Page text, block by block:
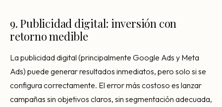
9. Publicidad digital: inversión con
retorno medible
La publicidad digital (principalmente Google Ads y Meta
Ads) puede generar resultados inmediatos, pero solo si se
configura correctamente. El error más costoso es lanzar
campañas sin objetivos claros, sin segmentación adecuada,